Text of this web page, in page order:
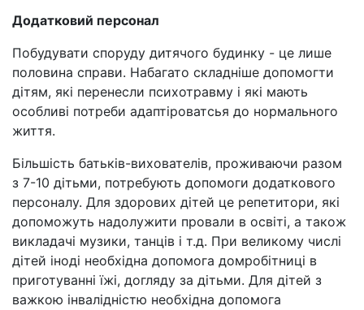
Додатковий персонал
Побудувати споруду дитячого будинку - це лише
половина справи. Набагато складніше допомогти
дітям, які перенесли психотравму і які мають
особливі потреби адаптіроватсья до нормального
життя.
Більшість батьків-вихователів, проживаючи разом
з 7-10 дітьми, потребують допомоги додаткового
персоналу. Для здорових дітей це репетитори, які
допоможуть надолужити провали в освіті, а також
викладачі музики, танців і т.д. При великому числі
дітей іноді необхідна допомога домробітниці в
приготуванні їжі, догляду за дітьми. Для дітей з
важкою інвалідністю необхідна допомога